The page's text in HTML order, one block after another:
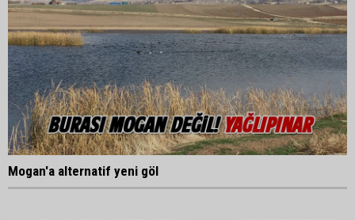
Mogan'a alternatif yeni göl